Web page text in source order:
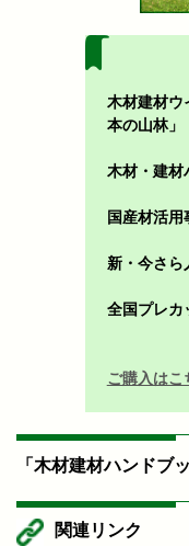
木材建材ウ
本の山林」
木材・建材
国産材活用
新・今さら
全国プレカ
ご購入はこ
「木材建材ハンドブ
関連リンク